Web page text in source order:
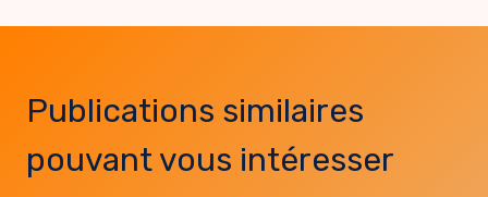
Publications similaires
pouvant vous intéresser